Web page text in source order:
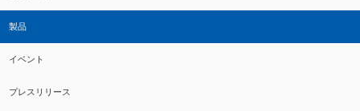
製品
イベント
プレスリリース